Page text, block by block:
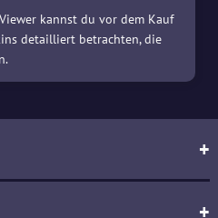
kannst du vor dem Kauf
detailliert betrachten, die
+
+